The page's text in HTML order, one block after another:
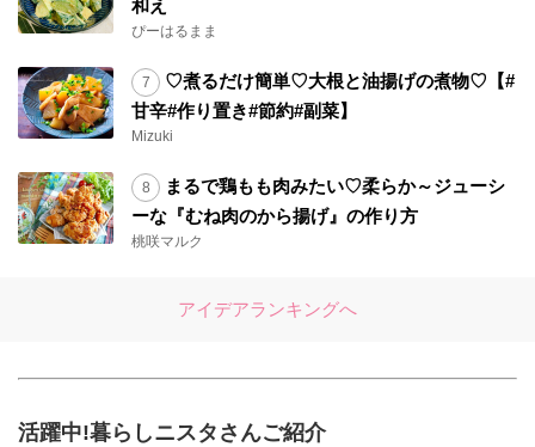
和え
ぴーはるまま
♡煮るだけ簡単♡大根と油揚げの煮物♡【#
甘辛#作り置き#節約#副菜】
Mizuki
まるで鶏もも肉みたい♡柔らか～ジューシ
ーな『むね肉のから揚げ』の作り方
桃咲マルク
アイデアランキングへ
活躍中!暮らしニスタさんご紹介